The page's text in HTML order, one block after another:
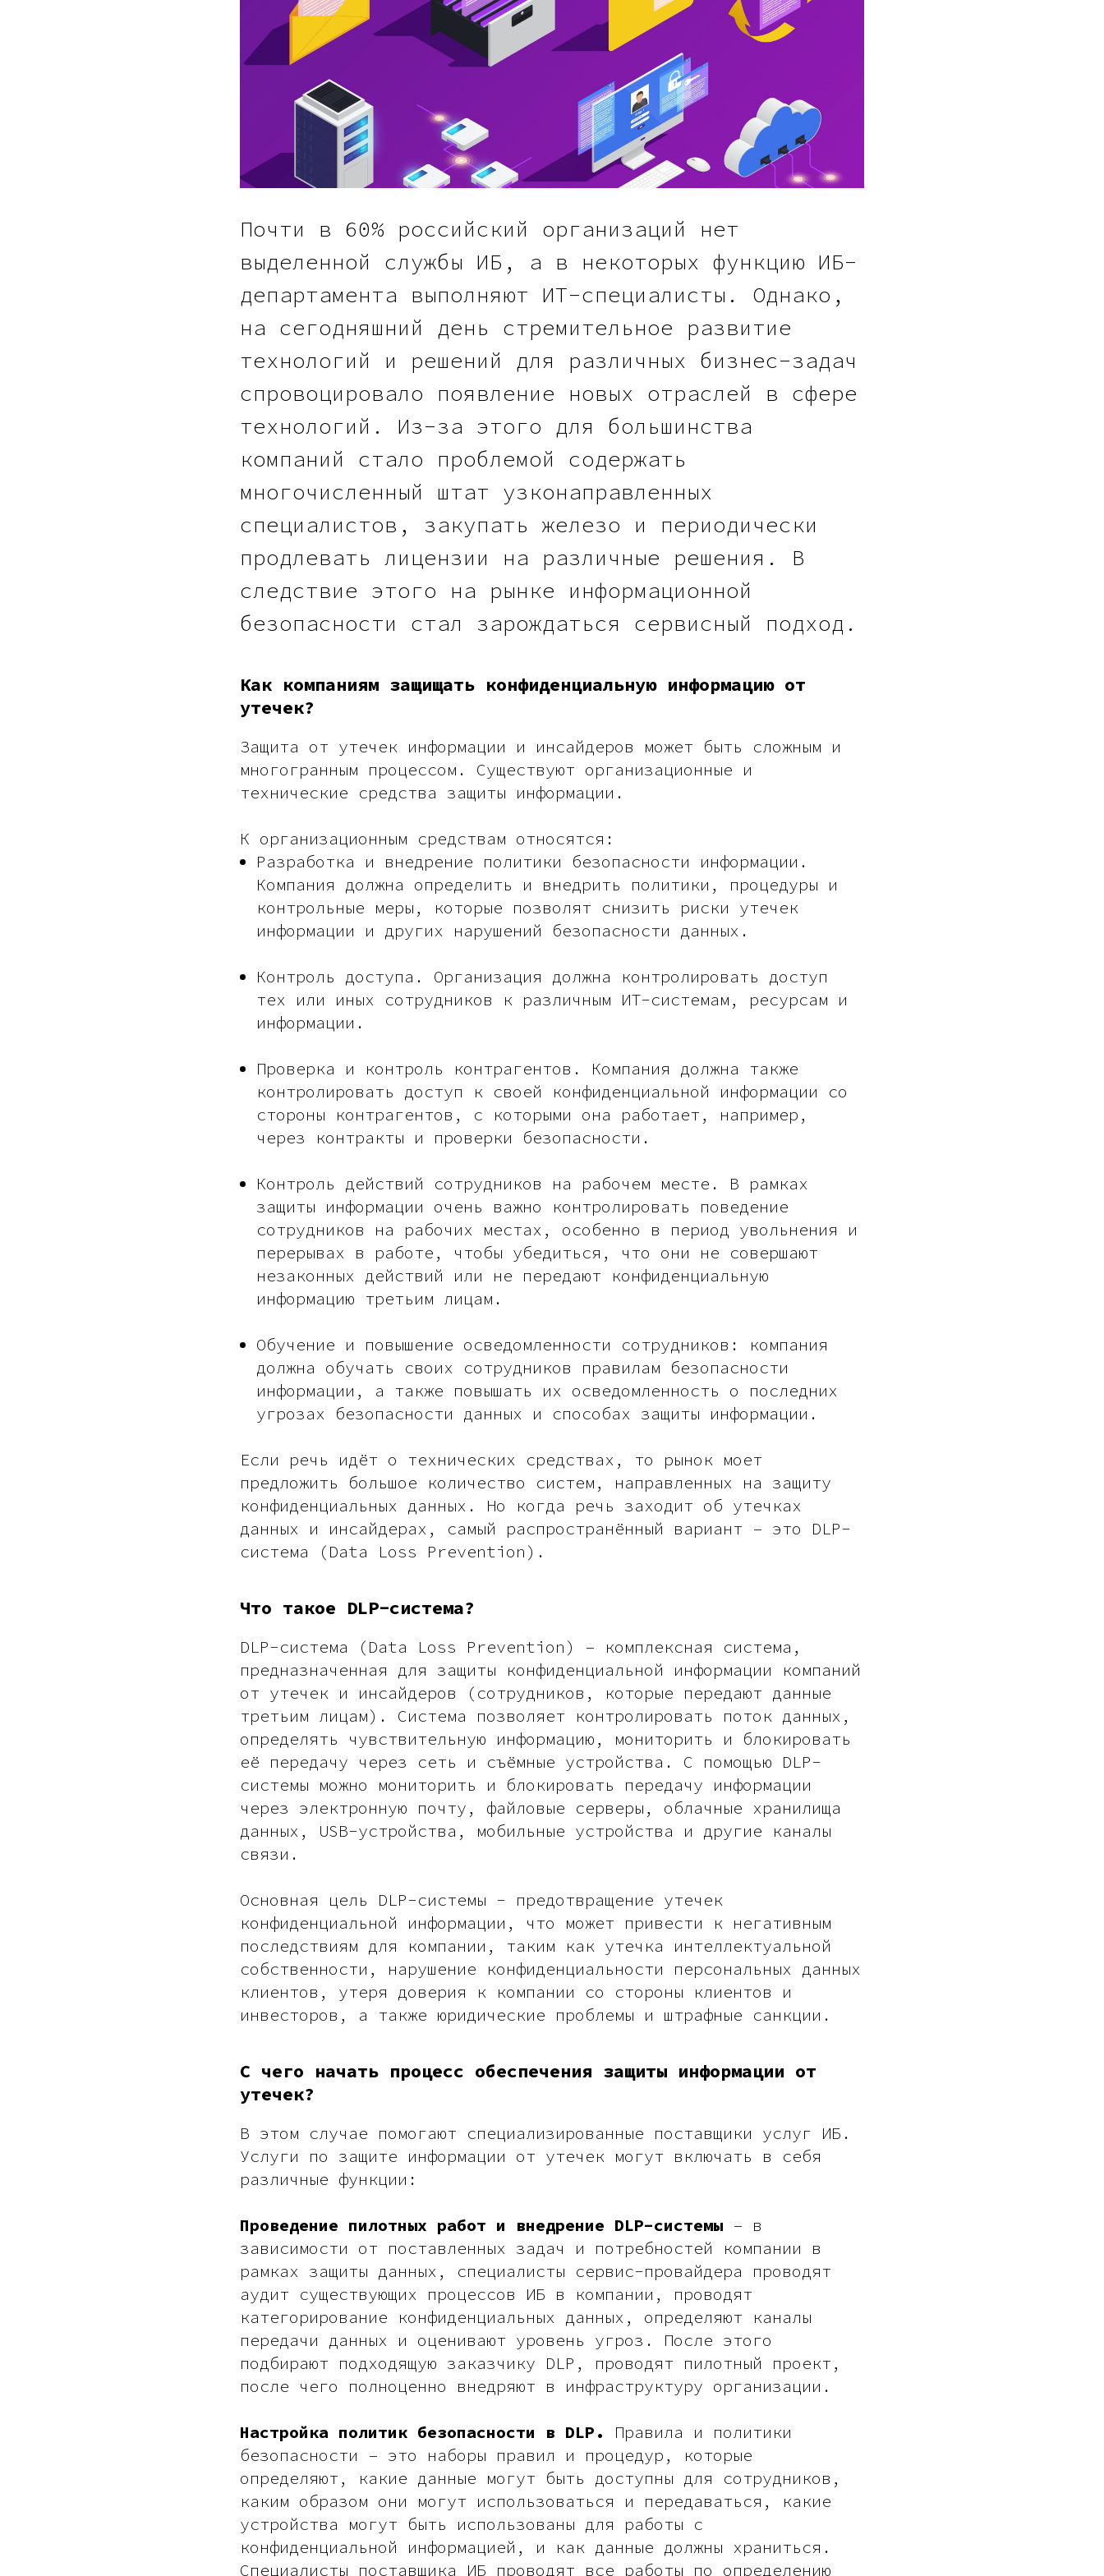
Почти в 60% российский организаций нет
выделенной службы ИБ, а в некоторых функцию ИБ-
департамента выполняют ИТ-специалисты. Однако,
на сегодняшний день стремительное развитие
технологий и решений для различных бизнес-задач
спровоцировало появление новых отраслей в сфере
технологий. Из-за этого для большинства
компаний стало проблемой содержать
многочисленный штат узконаправленных
специалистов, закупать железо и периодически
продлевать лицензии на различные решения. В
следствие этого на рынке информационной
безопасности стал зарождаться сервисный подход.
Как компаниям защищать конфиденциальную информацию от
утечек?
Защита от утечек информации и инсайдеров может быть сложным и
многогранным процессом. Существуют организационные и
технические средства защиты информации.
К организационным средствам относятся:
Разработка и внедрение политики безопасности информации.
Компания должна определить и внедрить политики, процедуры и
контрольные меры, которые позволят снизить риски утечек
информации и других нарушений безопасности данных.
Контроль доступа. Организация должна контролировать доступ
тех или иных сотрудников к различным ИТ-системам, ресурсам и
информации.
Проверка и контроль контрагентов. Компания должна также
контролировать доступ к своей конфиденциальной информации со
стороны контрагентов, с которыми она работает, например,
через контракты и проверки безопасности.
Контроль действий сотрудников на рабочем месте. В рамках
защиты информации очень важно контролировать поведение
сотрудников на рабочих местах, особенно в период увольнения и
перерывах в работе, чтобы убедиться, что они не совершают
незаконных действий или не передают конфиденциальную
информацию третьим лицам.
Обучение и повышение осведомленности сотрудников: компания
должна обучать своих сотрудников правилам безопасности
информации, а также повышать их осведомленность о последних
угрозах безопасности данных и способах защиты информации.
Если речь идёт о технических средствах, то рынок моет
предложить большое количество систем, направленных на защиту
конфиденциальных данных. Но когда речь заходит об утечках
данных и инсайдерах, самый распространённый вариант – это DLP-
система (Data Loss Prevention).
Что такое DLP-система?
DLP-система (Data Loss Prevention) – комплексная система,
предназначенная для защиты конфиденциальной информации компаний
от утечек и инсайдеров (сотрудников, которые передают данные
третьим лицам). Система позволяет контролировать поток данных,
определять чувствительную информацию, мониторить и блокировать
её передачу через сеть и съёмные устройства. С помощью DLP-
системы можно мониторить и блокировать передачу информации
через электронную почту, файловые серверы, облачные хранилища
данных, USB-устройства, мобильные устройства и другие каналы
связи.
Основная цель DLP-системы - предотвращение утечек
конфиденциальной информации, что может привести к негативным
последствиям для компании, таким как утечка интеллектуальной
собственности, нарушение конфиденциальности персональных данных
клиентов, утеря доверия к компании со стороны клиентов и
инвесторов, а также юридические проблемы и штрафные санкции.
С чего начать процесс обеспечения защиты информации от
утечек?
В этом случае помогают специализированные поставщики услуг ИБ.
Услуги по защите информации от утечек могут включать в себя
различные функции:
Проведение пилотных работ и внедрение DLP-системы – в
зависимости от поставленных задач и потребностей компании в
рамках защиты данных, специалисты сервис-провайдера проводят
аудит существующих процессов ИБ в компании, проводят
категорирование конфиденциальных данных, определяют каналы
передачи данных и оценивают уровень угроз. После этого
подбирают подходящую заказчику DLP, проводят пилотный проект,
после чего полноценно внедряют в инфраструктуру организации.
Настройка политик безопасности в DLP.
Правила и политики
безопасности – это наборы правил и процедур, которые
определяют, какие данные могут быть доступны для сотрудников,
каким образом они могут использоваться и передаваться, какие
устройства могут быть использованы для работы с
конфиденциальной информацией, и как данные должны храниться.
Специалисты поставщика ИБ проводят все работы по определению